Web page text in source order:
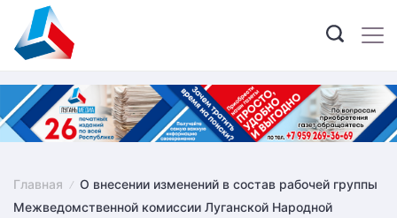
content
Главная
О внесении изменений в состав рабочей группы
Межведомственной комиссии Луганской Народной